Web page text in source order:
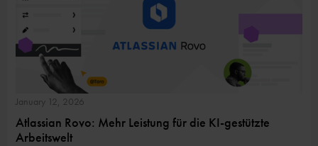
January 12, 2026
Atlassian Rovo: Mehr Leistung für die KI-gestützte
Arbeitswelt